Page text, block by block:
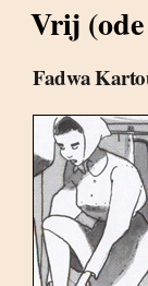
Vrij
Fadwa